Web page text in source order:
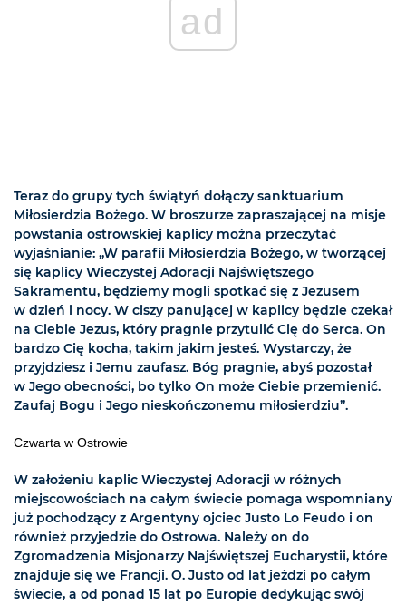
ad
Teraz do grupy tych świątyń dołączy sanktuarium
Miłosierdzia Bożego. W broszurze zapraszającej na misje
powstania ostrowskiej kaplicy można przeczytać
wyjaśnianie: „W parafii Miłosierdzia Bożego, w tworzącej
się kaplicy Wieczystej Adoracji Najświętszego
Sakramentu, będziemy mogli spotkać się z Jezusem
w dzień i nocy. W ciszy panującej w kaplicy będzie czekał
na Ciebie Jezus, który pragnie przytulić Cię do Serca. On
bardzo Cię kocha, takim jakim jesteś. Wystarczy, że
przyjdziesz i Jemu zaufasz. Bóg pragnie, abyś pozostał
w Jego obecności, bo tylko On może Ciebie przemienić.
Zaufaj Bogu i Jego nieskończonemu miłosierdziu”.
Czwarta w Ostrowie
W założeniu kaplic Wieczystej Adoracji w różnych
miejscowościach na całym świecie pomaga wspomniany
już pochodzący z Argentyny ojciec Justo Lo Feudo i on
również przyjedzie do Ostrowa. Należy on do
Zgromadzenia Misjonarzy Najświętszej Eucharystii, które
znajduje się we Francji. O. Justo od lat jeździ po całym
świecie, a od ponad 15 lat po Europie dedykując swój